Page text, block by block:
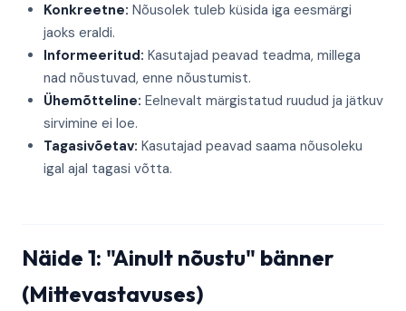
Konkreetne: Nõusolek tuleb küsida iga eesmärgi
jaoks eraldi.
Informeeritud: Kasutajad peavad teadma, millega
nad nõustuvad, enne nõustumist.
Ühemõtteline: Eelnevalt märgistatud ruudud ja jätkuv
sirvimine ei loe.
Tagasivõetav: Kasutajad peavad saama nõusoleku
igal ajal tagasi võtta.
Näide 1: "Ainult nõustu" bänner
(Mittevastavuses)